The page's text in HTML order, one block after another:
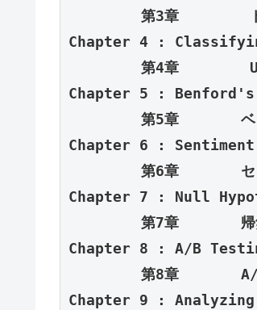
Chapter 4 :
Chapter 5 :
Chapter 6 :
Chapter 7 : Null
Chapter 8 : A/B
Chapter 9 : Analyzing